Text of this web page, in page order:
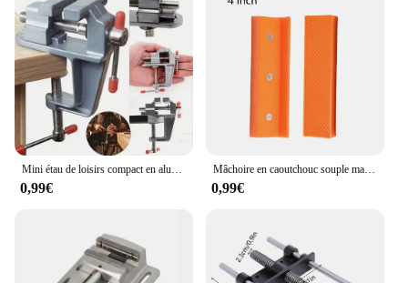
0,99€
Mâchoire en caoutchouc souple magnétique pour étau en métal, allumer es-outils de banc, 4 ", 5/6", 2 pièces
0,99€